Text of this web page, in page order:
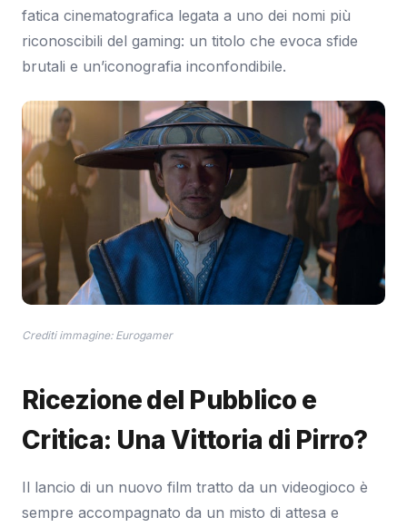
fatica cinematografica legata a uno dei nomi più
riconoscibili del gaming: un titolo che evoca sfide
brutali e un’iconografia inconfondibile.
Crediti immagine: Eurogamer
Ricezione del Pubblico e
Critica: Una Vittoria di Pirro?
Il lancio di un nuovo film tratto da un videogioco è
sempre accompagnato da un misto di attesa e